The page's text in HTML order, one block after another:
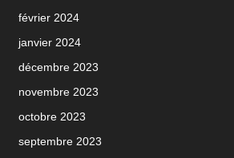
février 2024
janvier 2024
décembre 2023
novembre 2023
octobre 2023
septembre 2023